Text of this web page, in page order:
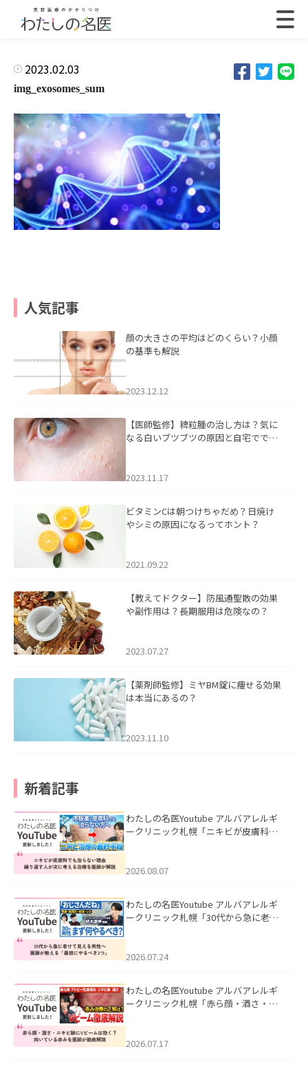
2023.02.03
img_exosomes_sum
人気記事
顔の大きさの平均はどのくらい？小顔
の基準も解説
2023.12.12
【医師監修】稗粒腫の治し方は？気に
なる白いブツブツの原因と自宅ででき
2023.11.17
ビタミンCは朝つけちゃだめ？日焼け
やシミの原因になるってホント？
2021.09.22
【教えてドクター】防風通聖散の効果
や副作用は？長期服用は危険なの？
2023.07.27
【薬剤師監修】ミヤBM錠に痩せる効果
は本当にあるの？
2023.11.10
新着記事
わたしの名医Youtube アルバアレルギ
ークリニック札幌「ニキビが皮膚科で
ました。
2026.08.07
わたしの名医Youtube アルバアレルギ
ークリニック札幌「30代から急に老け
た。
2026.07.24
わたしの名医Youtube アルバアレルギ
ークリニック札幌「赤ら顔・酒さ・ニ
した。
2026.07.17